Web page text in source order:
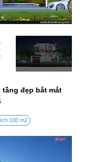
đẹp bắt mắt
100 m2